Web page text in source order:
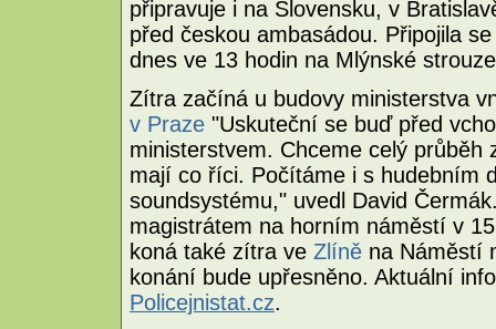
připravuje i na Slovensku, v
před českou ambasádou. Připojila
dnes ve 13 hodin na Mlýnské
Zítra začíná u budovy ministerstva
v Praze "Uskuteční se buď před
ministerstvem. Chceme celý
mají co říci. Počítáme i s hudebním
soundsystému," uvedl David
magistrátem na horním náměstí v
koná také zítra ve Zlíně na Náměstí
konání bude upřesněno. Aktuální
Policejnistat.cz.